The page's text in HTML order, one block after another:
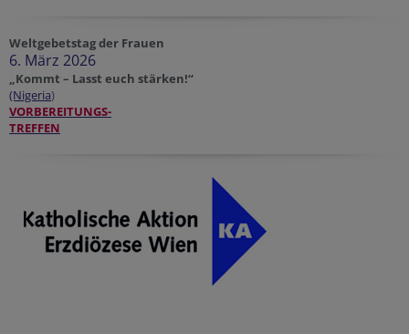
Weltgebetstag der Frauen
6. März 2026
„Kommt – Lasst euch stärken!“
(Nigeria)
VORBEREITUNGS-
TREFFEN